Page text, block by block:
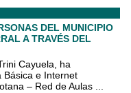
DEL MUNICIPIO
A TRAVÉS DEL
Cayuela, ha
Básica e Internet
– Red de Aulas ...